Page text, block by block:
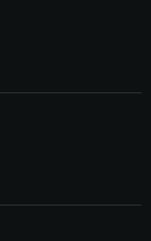
Questi cookie